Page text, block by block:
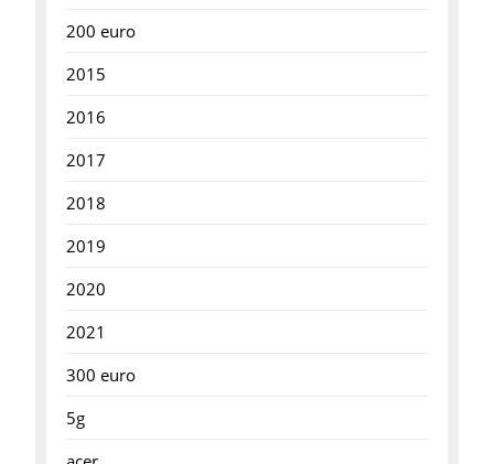
200 euro
2015
2016
2017
2018
2019
2020
2021
300 euro
5g